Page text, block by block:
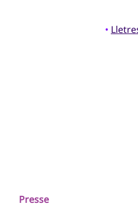
•
Presse